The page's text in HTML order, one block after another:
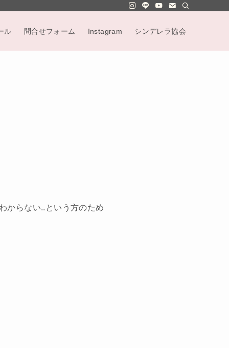
ル 問合せフォーム Instagram シンデレラ協会
からない..という方のため